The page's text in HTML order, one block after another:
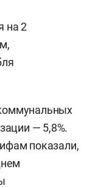
на 2
— 5,8%.
показали,